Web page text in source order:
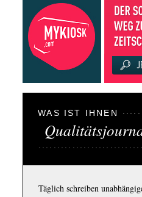
WAS IST IHNEN
Täglich schreiben